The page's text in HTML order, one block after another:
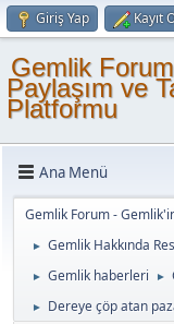
Giriş Yap Kayıt
Gemlik
Paylaşım ve
Platformu
Ana Menü
Gemlik Forum -
► Gemlik Hakkında
► Gemlik haberleri ►
► Dereye çöp atan